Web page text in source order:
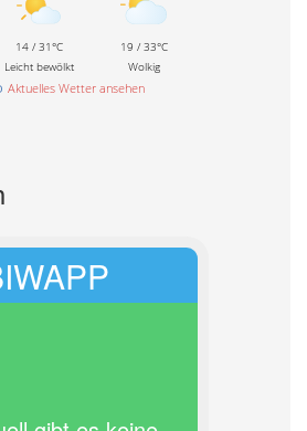
14 / 31°C
Leicht bewölkt
19 / 33°C
Wolkig
Aktuelles Wetter ansehen